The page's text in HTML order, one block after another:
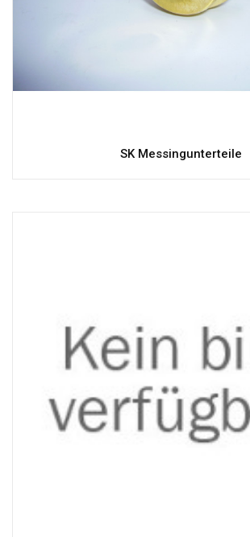
SK Messingunterteile